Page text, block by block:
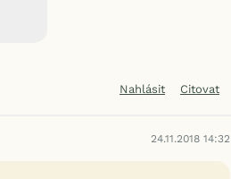
Nahlásit Citovat
24.11.2018 14:32